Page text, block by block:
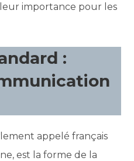
importance pour les
:
appelé français
est la forme de la